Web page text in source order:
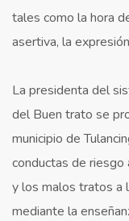
tales como la hora
asertiva, la
La presidenta del
del Buen trato se
municipio de
conductas de riesgo
y los malos tratos a
mediante la